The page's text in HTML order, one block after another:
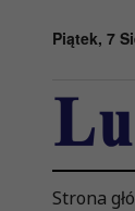
Piątek, 7
Strona